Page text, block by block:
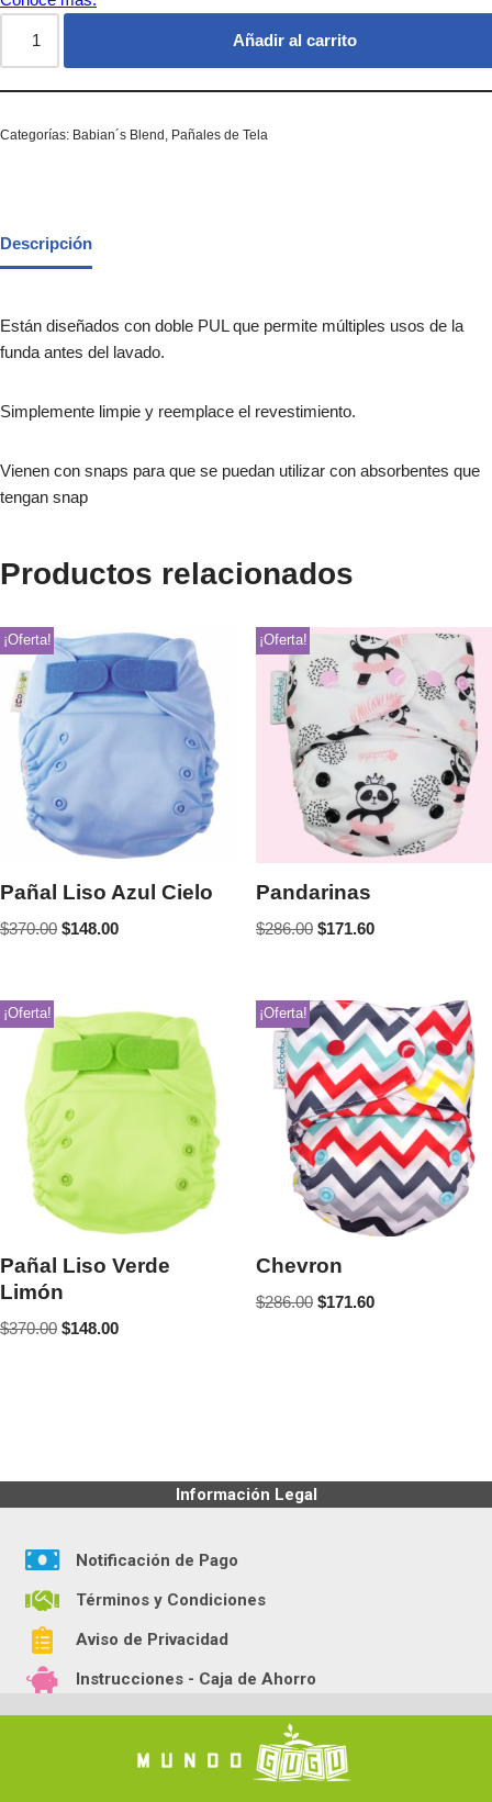
Añadir al carrito
Categorías: Babian´s Blend Pañales de Tela
Descripción
Están diseñados con doble PUL que permite múltiples usos de la
funda antes del lavado.
Simplemente limpie y reemplace el revestimiento.
Vienen con snaps para que se puedan utilizar con absorbentes que
tengan snap
Productos relacionados
¡Oferta!
Pañal Liso Azul Cielo
$370.00 $148.00
¡Oferta!
Pandarinas
$286.00 $171.60
¡Oferta!
Pañal Liso Verde
Limón
$370.00 $148.00
¡Oferta!
Chevron
$286.00 $171.60
Información Legal
Notificación de Pago
Términos y Condiciones
Aviso de Privacidad
Instrucciones - Caja de Ahorro